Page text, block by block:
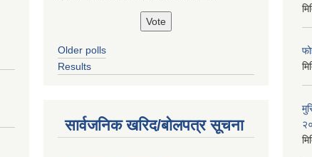
Older polls
Results
सार्वजनिक खरिद/बोलपत्र सूचना